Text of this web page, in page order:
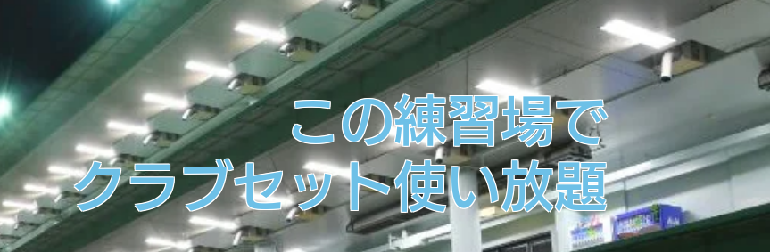
​この練習場で
クラブセット使い放題